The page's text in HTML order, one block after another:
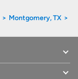
Montgomery, TX